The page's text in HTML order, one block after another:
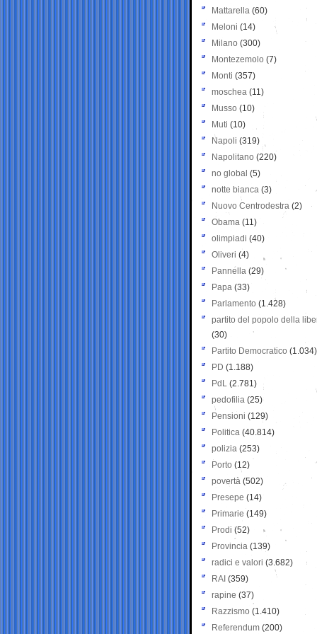
Mattarella (60)
Meloni (14)
Milano (300)
Montezemolo (7)
Monti (357)
moschea (11)
Musso (10)
Muti (10)
Napoli (319)
Napolitano (220)
no global (5)
notte bianca (3)
Nuovo Centrodestra (2)
Obama (11)
olimpiadi (40)
Oliveri (4)
Pannella (29)
Papa (33)
Parlamento (1.428)
partito del popolo della
(30)
Partito Democratico (1.034)
PD (1.188)
PdL (2.781)
pedofilia (25)
Pensioni (129)
Politica (40.814)
polizia (253)
Porto (12)
povertà (502)
Presepe (14)
Primarie (149)
Prodi (52)
Provincia (139)
radici e valori (3.682)
RAI (359)
rapine (37)
Razzismo (1.410)
Referendum (200)